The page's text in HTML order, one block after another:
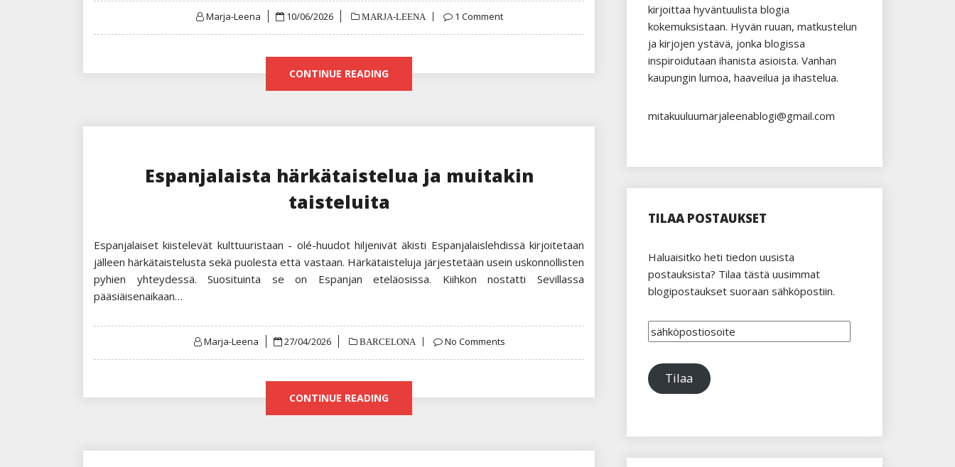
Marja-Leena
Posted
10/06/2026 MARJA-LEENA 1 Comment
CONTINUE READING
Espanjalaista härkätaistelua ja muitakin
taisteluita
Espanjalaiset kiistelevät kulttuuristaan - olé-huudot hiljenivät äkisti Espanjalaislehdissä kirjoitetaan
jälleen härkätaistelusta sekä puolesta että vastaan. Härkätaisteluja järjestetään usein uskonnollisten
pyhien yhteydessä. Suosituinta se on Espanjan eteläosissa. Kiihkon nostatti Sevillassa
pääsiäisenaikaan…
Marja-Leena
Posted
27/04/2026 BARCELONA No Comments
CONTINUE READING
kirjoittaa hyväntuulista blogia
kokemuksistaan. Hyvän ruuan, matkustelun
ja kirjojen ystävä, jonka blogissa
inspiroidutaan ihanista asioista. Vanhan
kaupungin lumoa, haaveilua ja ihastelua.
mitakuuluumarjaleenablogi@gmail.com
TILAA POSTAUKSET
Haluaisitko heti tiedon uusista
postauksista? Tilaa tästä uusimmat
blogipostaukset suoraan sähköpostiin.
sähköpostiosoite
Tilaa